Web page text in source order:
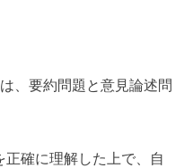
、要約問題と意見論述問
確に理解した上で、自